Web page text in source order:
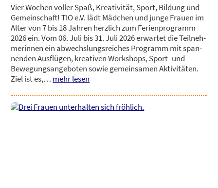
GRUP­PEN­AN­GE­BO­TE
ÜBER UNS
KON­TAKT
Vier Wochen vol­ler Spaß, Krea­ti­vi­tät, Sport, Bil­dung und
Gemein­schaft! TIO e.V. lädt Mäd­chen und jun­ge Frau­en im
Alter von 7 bis 18 Jah­ren herz­lich zum Feri­en­pro­gramm
2026 ein. Vom 06. Juli bis 31. Juli 2026 erwar­tet die Teil­neh­
me­rin­nen ein abwechs­lungs­rei­ches Pro­gramm mit span­
nen­den Aus­flü­gen, krea­ti­ven Work­shops, Sport- und
Bewe­gungs­an­ge­bo­ten sowie gemein­sa­men Akti­vi­tä­ten.
Ziel ist es,… mehr lesen